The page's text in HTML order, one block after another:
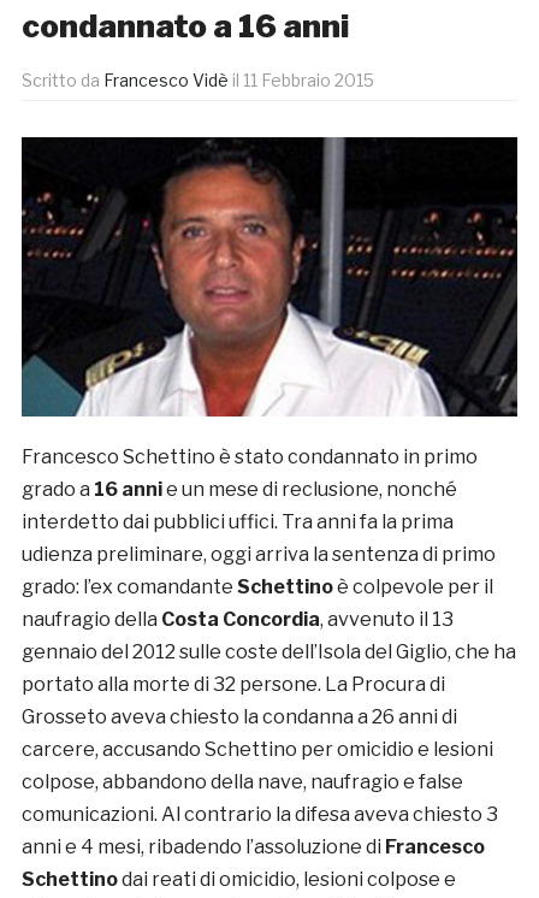
condannato a 16 anni
Scritto da Francesco Vidè il 11 Febbraio 2015
Francesco Schettino è stato condannato in primo
grado a 16 annie un mese di reclusione, nonché
interdetto dai pubblici uffici. Tra anni fa la prima
udienza preliminare, oggi arriva la sentenza di primo
grado: l’ex comandante Schettinoè colpevole per il
naufragio della Costa Concordia, avvenuto il 13
gennaio del 2012 sulle coste dell’Isola del Giglio, che ha
portato alla morte di 32 persone. La Procura di
Grosseto aveva chiesto la condanna a 26 anni di
carcere, accusando Schettino per omicidio e lesioni
colpose, abbandono della nave, naufragio e false
comunicazioni. Al contrario la difesa aveva chiesto 3
anni e 4 mesi, ribadendo l’assoluzione di Francesco
Schettinodai reati di omicidio, lesioni colpose e